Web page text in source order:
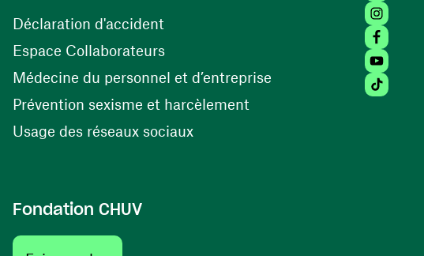
Déclaration d'accident(ouvre une nouvelle fenêtre)
Espace Collaborateurs(ouvre une nouvelle fenêtre)
Médecine du personnel et d’entreprise(ouvre une nouvelle
Prévention sexisme et harcèlement(ouvre une nouvelle
Usage des réseaux sociaux(ouvre une nouvelle fenêtre)
Fondation CHUV
Tiktok